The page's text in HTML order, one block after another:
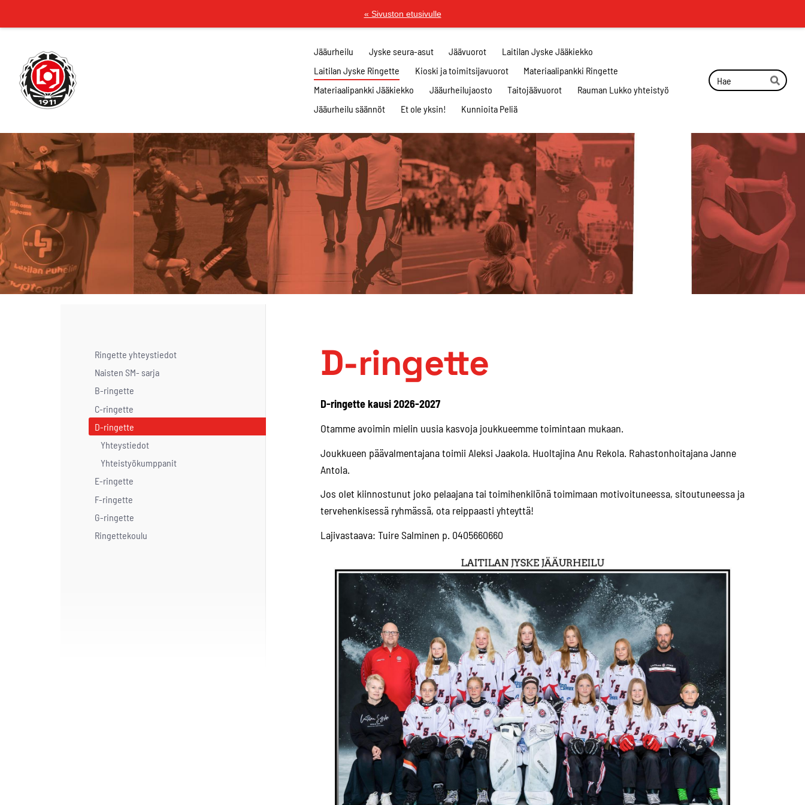
sivun
sisältöön
« Sivuston etusivulle
Laitilan Jyske r.y.
Jääurheilu Jyske seura-asut Jäävuorot
Laitilan Jyske Jääkiekko
Laitilan Jyske Ringette
Kioski ja toimitsijavuorot
Materiaalipankki Ringette
Materiaalipankki Jääkiekko
Jääurheilujaosto Taitojäävuorot
Rauman Lukko yhteistyö
Jääurheilu säännöt
Et ole yksin! Kunnioita Peliä
Haku
Hae
Ringette yhteystiedot
Naisten SM- sarja
B-ringette
C-ringette
D-ringette
Yhteystiedot
Yhteistyökumppanit
E-ringette
F-ringette
G-ringette
Ringettekoulu
D-ringette
D-ringette kausi 2026-2027
Otamme avoimin mielin uusia kasvoja joukkueemme toimintaan mukaan.
Joukkueen päävalmentajana toimii Aleksi Jaakola. Huoltajina Anu Rekola. Rahastonhoitajana Janne
Antola.
Jos olet kiinnostunut joko pelaajana tai toimihenkilönä toimimaan motivoituneessa, sitoutuneessa ja
tervehenkisessä ryhmässä, ota reippaasti yhteyttä!
Lajivastaava: Tuire Salminen p. 0405660660